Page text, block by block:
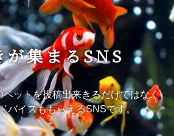
が集まるSNS
ペットを投稿出来きるだけではなく
バイスももらえるSNSです。